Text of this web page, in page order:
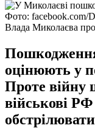
Фото: facebook.com/
Влада Миколаєва
оцінюють у
Проте війну
військові